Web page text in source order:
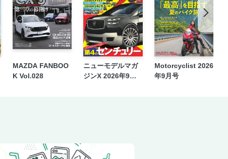
MAZDA FANBOO
K Vol.028
ニューモデルマガ
ジンX 2026年9月
Motorcyclist 2026
年9月号